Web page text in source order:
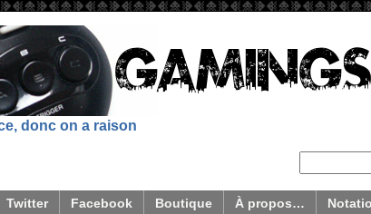
donc on a raison
Twitter Facebook Boutique À propos…